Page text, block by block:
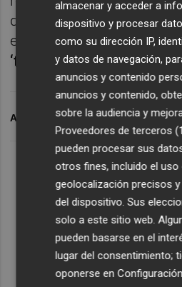
decibelios, pulseras
en el interior del recinto y
‘formigues’ perdidas.
ARCHIVADO EN FESTIVAL
almacenar y acceder a
dispositivo y procesar
como su dirección IP,
y datos de navegación,
anuncios y contenido
anuncios y contenido,
sobre la audiencia y
Proveedores de terceros
pueden procesar sus
otros fines, incluido el uso
geolocalización precisos
del dispositivo. Sus
solo a este sitio web.
pueden basarse en el
lugar del consentimiento;
oponerse en